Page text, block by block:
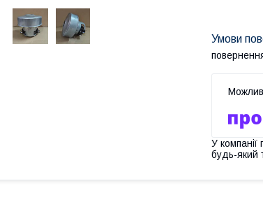
У компанії
будь-який